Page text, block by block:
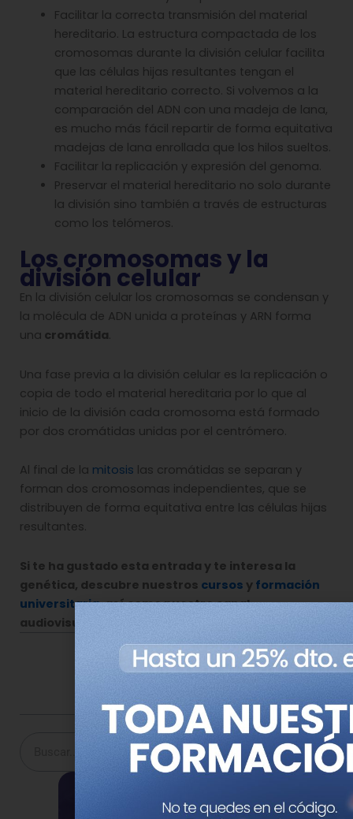
Facilitar la correcta transmisión del material
hereditario. La estructura compactada de los
cromosomas durante la división celular facilita
que las células hijas resultantes tengan el
material hereditario correcto. Si volvemos a la
comparación del ADN con una madeja de lana,
es mucho más fácil repartir de forma equitativa
madejas de lana enrollada que los hilos sueltos.
Facilitar la replicación y expresión del genoma.
Preservar el material hereditario no solo durante
la división sino también a través de estructuras
como los telómeros.
Los cromosomas y la
división celular
En la división celular los cromosomas se condensan y
la molécula de ADN unida a proteínas y ARN forma
una cromátida.
Una fase previa a la división celular es la replicación o
copia de todo el material hereditaria por lo que al
inicio de la división cada cromosoma está formado
por dos cromátidas unidas por el centrómero.
Al final de la mitosis las cromátidas se separan y
forman dos cromosomas independientes, que se
distribuyen de forma equitativa entre las células hijas
resultantes.
Si te ha gustado esta entrada y te interesa la
genética, descubre nuestros cursos y formación
universitaria, así como nuestro canal
audiovisual,
Comparte esta noticia en tus redes